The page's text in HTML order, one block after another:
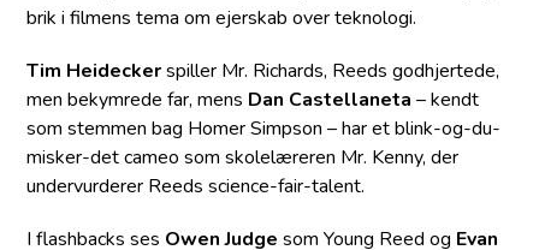
brik i filmens tema om ejerskab over teknologi.
Tim Heideckerspiller Mr. Richards, Reeds godhjertede,
men bekymrede far, mens Dan Castellaneta – kendt
som stemmen bag Homer Simpson – har et blink-og-du-
misker-det cameo som skolelæreren Mr. Kenny, der
undervurderer Reeds science-fair-talent.
I flashbacks ses Owen Judge som Young Reed og Evan